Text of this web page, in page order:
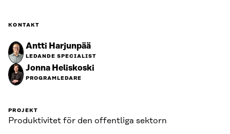
KONTAKT
Antti Harjunpää
LEDANDE SPECIALIST
Jonna Heliskoski
PROGRAMLEDARE
PROJEKT
Produktivitet för den offentliga sektorn